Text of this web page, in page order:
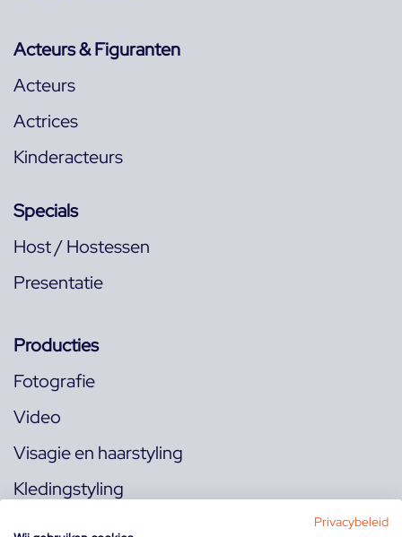
Acteurs & Figuranten
Acteurs
Actrices
Kinderacteurs
Specials
Host / Hostessen
Presentatie
Producties
Fotografie
Video
Visagie en haarstyling
Kledingstyling
Privacybeleid